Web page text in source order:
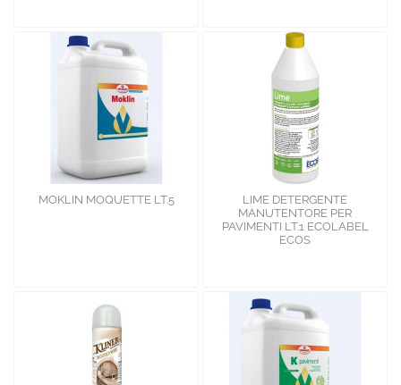
MOKLIN MOQUETTE LT.5
LIME DETERGENTE
MANUTENTORE PER
PAVIMENTI LT.1 ECOLABEL
ECOS